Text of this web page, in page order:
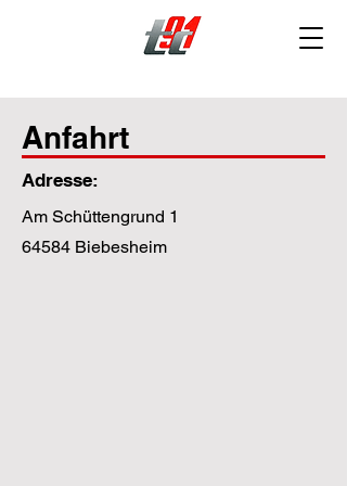
Anfahrt
Adresse:
Am Schüttengrund 1
64584 Biebesheim